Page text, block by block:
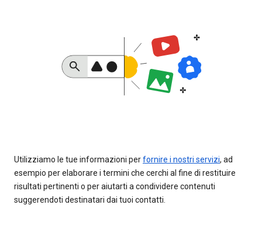
Utilizziamo le tue informazioni perfornire i nostri servizi, ad
esempio per elaborare i termini che cerchi al fine di restituire
risultati pertinenti o per aiutarti a condividere contenuti
suggerendoti destinatari dai tuoi contatti.